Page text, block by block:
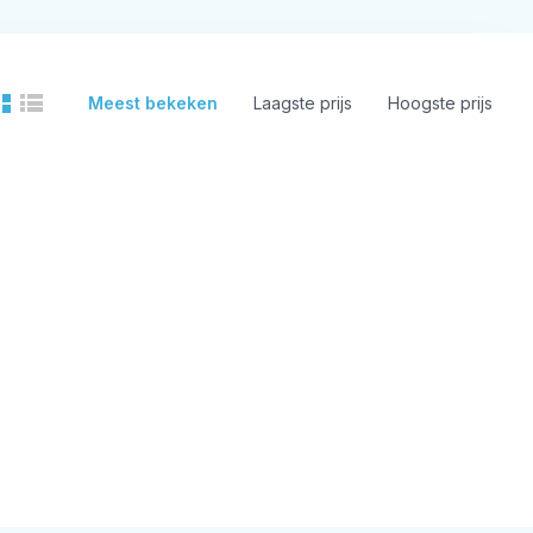
Meest bekeken Laagste prijs Hoogste prijs